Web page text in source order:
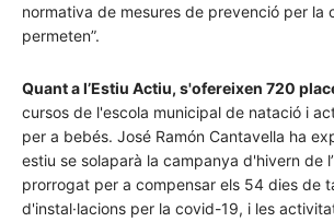
normativa de mesures de prevenció per la
permeten”.
Quant a l’Estiu Actiu, s'ofereixen 720
cursos de l'escola municipal de natació i
per a bebés. José Ramón Cantavella ha
estiu se solaparà la campanya d'hivern de
prorrogat per a compensar els 54 dies de
d'instal·lacions per la covid-19, i les